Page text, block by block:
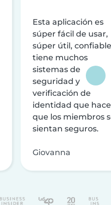
Esta aplicación es
súper fácil de usar,
súper útil,
tiene muchos
sistemas de
seguridad y
verificación de
identidad que
que los miembros
sientan seguros.
Giovanna